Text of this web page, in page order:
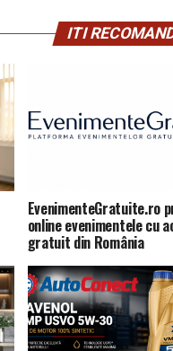
ITI
EvenimenteGratuite.ro
online evenimentele cu
gratuit din România